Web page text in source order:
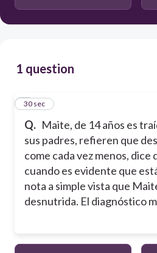
1 question
Q. Maite, de 14 años es
sus padres, refieren que
come cada vez menos, dice
cuando es evidente que
nota a simple vista que
desnutrida. El diagnóstico
1
30 sec